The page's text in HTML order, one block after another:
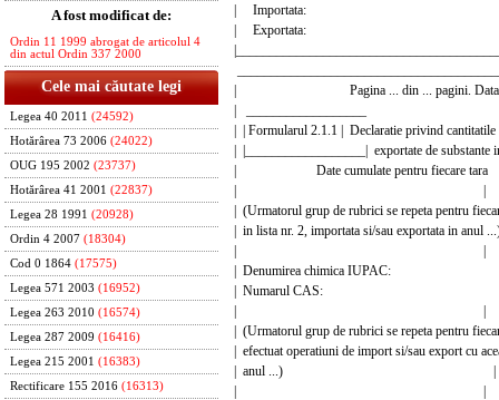
A fost modificat de:
Ordin 11 1999 abrogat de articolul 4
din actul Ordin 337 2000
Cele mai căutate legi
Legea 40 2011 (24592)
Hotărârea 73 2006 (24022)
OUG 195 2002 (23737)
Hotărârea 41 2001 (22837)
Legea 28 1991 (20928)
Ordin 4 2007 (18304)
Cod 0 1864 (17575)
Legea 571 2003 (16952)
Legea 263 2010 (16574)
Legea 287 2009 (16416)
Legea 215 2001 (16383)
Rectificare 155 2016 (16313)
| Importata:
| Exportata:
| Pagina ... din ... pagini. Data
|
| | Formularul 2.1.1 | Declaratie privind
| |__________________| exportate de
| Date cumulate pentru
| |
| (Urmatorul grup de rubrici se repeta pentru
| in lista nr. 2, importata si/sau exportata
| |
| Denumirea chimica
| Numarul
| |
| (Urmatorul grup de rubrici se repeta pentru
| efectuat operatiuni de import si/sau export cu
| anul ...) |
| |